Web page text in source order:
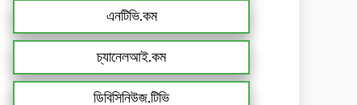
এনটিভি.কম
চ্যানেলআই.কম
ডিবিসিনিউজ.টিভি